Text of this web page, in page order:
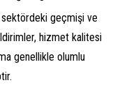
sektördeki geçmişi ve
hizmet kalitesi
genellikle olumlu